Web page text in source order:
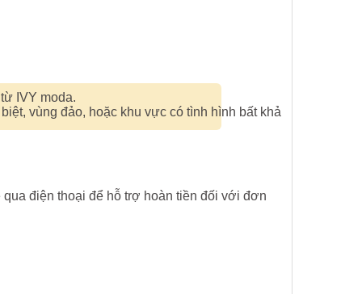
IVY moda.
vùng đảo, hoặc khu vực có tình hình bất khả
điện thoại để hỗ trợ hoàn tiền đối với đơn